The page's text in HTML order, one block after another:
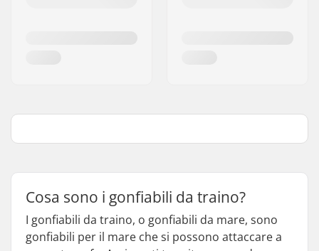
Cosa sono i gonfiabili da traino?
I gonfiabili da traino, o gonfiabili da mare, sono
gonfiabili per il mare che si possono attaccare a